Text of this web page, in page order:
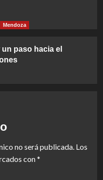
Mendoza
paso hacia el
no será publicada. Los
con*